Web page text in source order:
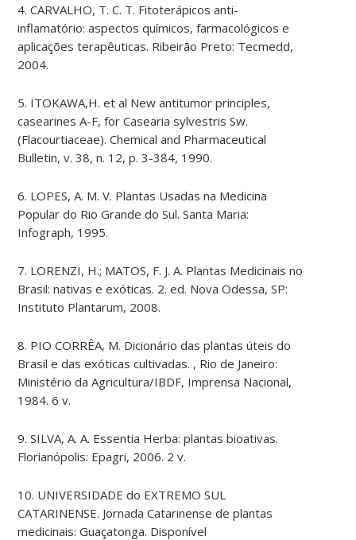
4. CARVALHO, T. C. T. Fitoterápicos anti-
inflamatório: aspectos químicos, farmacológicos e
aplicações terapêuticas. Ribeirão Preto: Tecmedd,
2004.
5. ITOKAWA,H. et al New antitumor principles,
casearines A-F, for Casearia sylvestris Sw.
(Flacourtiaceae). Chemical and Pharmaceutical
Bulletin, v. 38, n. 12, p. 3-384, 1990.
6. LOPES, A. M. V. Plantas Usadas na Medicina
Popular do Rio Grande do Sul. Santa Maria:
Infograph, 1995.
7. LORENZI, H.; MATOS, F. J. A. Plantas Medicinais no
Brasil: nativas e exóticas. 2. ed. Nova Odessa, SP:
Instituto Plantarum, 2008.
8. PIO CORRÊA, M. Dicionário das plantas úteis do
Brasil e das exóticas cultivadas. , Rio de Janeiro:
Ministério da Agricultura/IBDF, Imprensa Nacional,
1984. 6 v.
9. SILVA, A. A. Essentia Herba: plantas bioativas.
Florianópolis: Epagri, 2006. 2 v.
10. UNIVERSIDADE do EXTREMO SUL
CATARINENSE. Jornada Catarinense de plantas
medicinais: Guaçatonga. Disponível